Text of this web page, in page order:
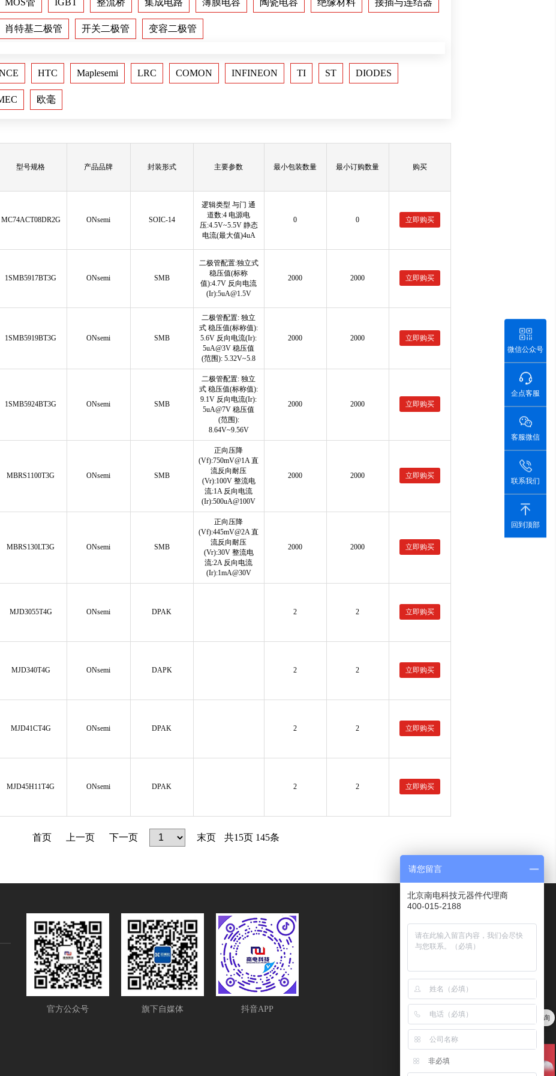
MOS管 IGBT 整流桥 集成电路 薄膜电容 陶瓷电容 绝缘材料 接插与连结器
肖特基二极管 开关二极管 变容二极管
HTC Maplesemi LRC COMON INFINEON TI ST DIODES
欧毫
型号规格 产品品牌 封装形式 主要参数 最小包装数量 最小订购数量 购买
MC74ACT08DR2G ONsemi SOIC-14
逻辑类型 与门 通
道数:4 电源电
压:4.5V~5.5V 静态
电流(最大值)4uA
0 0 立即购买
1SMB5917BT3G ONsemi SMB
二极管配置:独立式
稳压值(标称
值):4.7V 反向电流
(Ir):5uA@1.5V
2000 2000 立即购买
1SMB5919BT3G ONsemi SMB
二极管配置: 独立
式 稳压值(标称值):
5.6V 反向电流(Ir):
5uA@3V 稳压值
(范围): 5.32V~5.8
2000 2000 立即购买
1SMB5924BT3G ONsemi SMB
二极管配置: 独立
式 稳压值(标称值):
9.1V 反向电流(Ir):
5uA@7V 稳压值
(范围):
8.64V~9.56V
2000 2000 立即购买
MBRS1100T3G ONsemi SMB
正向压降
(Vf):750mV@1A 直
流反向耐压
(Vr):100V 整流电
流:1A 反向电流
(Ir):500uA@100V
2000 2000 立即购买
MBRS130LT3G ONsemi SMB
正向压降
(Vf):445mV@2A 直
流反向耐压
(Vr):30V 整流电
流:2A 反向电流
(Ir):1mA@30V
2000 2000 立即购买
MJD3055T4G ONsemi DPAK 2 2 立即购买
MJD340T4G ONsemi DAPK 2 2 立即购买
MJD41CT4G ONsemi DPAK 2 2 立即购买
MJD45H11T4G ONsemi DPAK 2 2 立即购买
首页 上一页 下一页 末页 共15页 145条
官方公众号 旗下自媒体 抖音APP
服务热线
400-015-2188
传真
010－62102078
Kefu@ndone.cn
微信公众号
企点客服
客服微信
联系我们
回到顶部
量大价优，欢迎点击在线咨询
请您留言
北京南电科技元器件代理商
400-015-2188
非必填